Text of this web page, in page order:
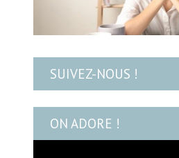
SUIVEZ-NOUS !
ON ADORE !